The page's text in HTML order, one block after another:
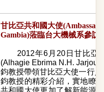
甘比亞共和國大使
Gambia)蒞臨台大機械系參訪
2012年6月20日甘比亞
(Alhagie Ebrima N.H. Jarjou)
鈞教授帶領甘比亞大使一行
鈞教授的精彩介紹，實地瞭
共和國大使更加了解新能源